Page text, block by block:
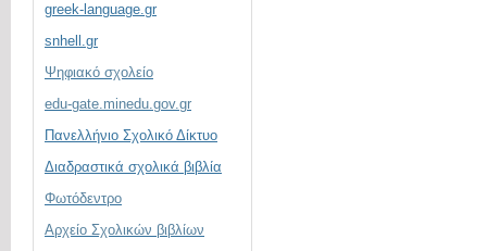
greek-language.gr
snhell.gr
Ψηφιακό σχολείο
edu-gate.minedu.gov.gr
Πανελλήνιο Σχολικό Δίκτυο
Διαδραστικά σχολικά βιβλία
Φωτόδεντρο
Αρχείο Σχολικών βιβλίων